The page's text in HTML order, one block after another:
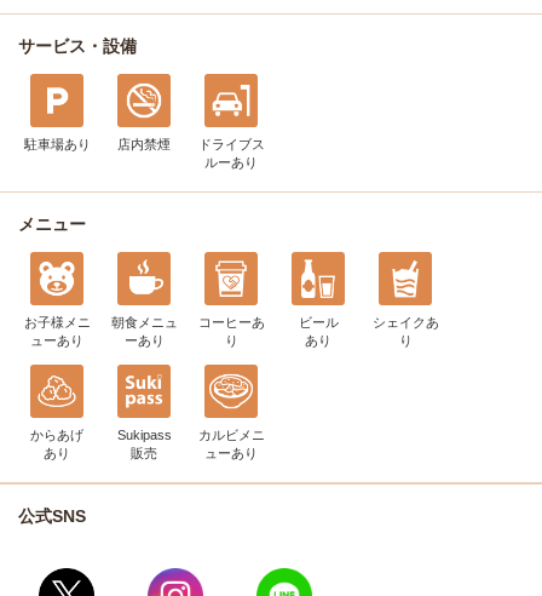
サービス・設備
駐車場あり 店内禁煙
ドライブス
ルーあり
メニュー
お子様メニ
ューあり
朝食メニュ
ーあり
コーヒーあ
り
ビール
あり
シェイク あ
り
からあげ
あり
Sukipass
販売
カルビメニ
ューあり
公式SNS